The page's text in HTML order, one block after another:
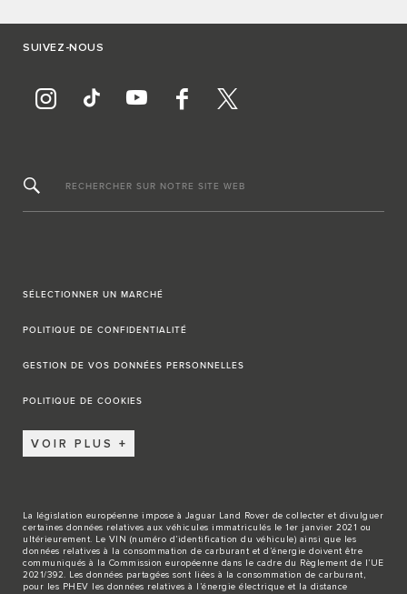
SUIVEZ-NOUS
RECHERCHER SUR NOTRE SITE WEB
SÉLECTIONNER UN MARCHÉ
POLITIQUE DE CONFIDENTIALITÉ
GESTION DE VOS DONNÉES PERSONNELLES
POLITIQUE DE COOKIES
VOIR PLUS
La législation européenne impose à Jaguar Land Rover de collecter et divulguer
certaines données relatives aux véhicules immatriculés le 1er janvier 2021 ou
ultérieurement. Le VIN (numéro d’identification du véhicule) ainsi que les
données relatives à la consommation de carburant et d’énergie doivent être
communiqués à la Commission européenne dans le cadre du Règlement de l’UE
2021/392. Les données partagées sont liées à la consommation de carburant,
pour les PHEV les données relatives à l’énergie électrique et la distance